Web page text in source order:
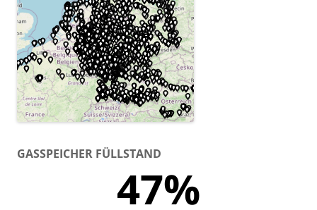
GASSPEICHER FÜLLSTAND
47%